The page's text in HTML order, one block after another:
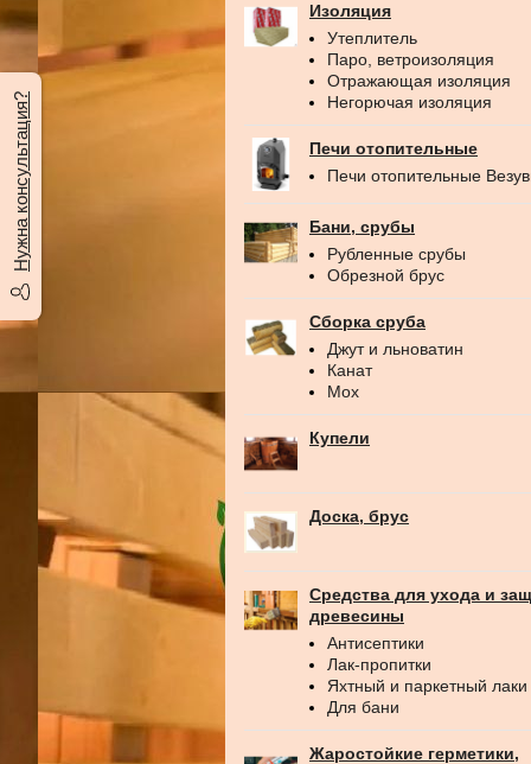
Изоляция
Утеплитель
Паро, ветроизоляция
Отражающая изоляция
Негорючая изоляция
Печи отопительные
Печи отопительные
Бани, срубы
Рубленные срубы
Обрезной брус
Сборка сруба
Джут и льноватин
Канат
Мох
Купели
Доска, брус
Средства для ухода и
древесины
Антисептики
Лак-пропитки
Яхтный и паркетный лаки
Для бани
Жаростойкие герметики,
Нужна консультация?